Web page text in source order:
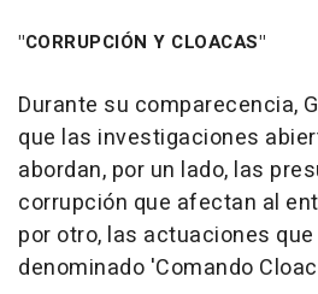
"CORRUPCIÓN Y CLOACAS"
Durante su comparecencia,
que las investigaciones
abordan, por un lado, las
corrupción que afectan al
por otro, las actuaciones
denominado 'Comando